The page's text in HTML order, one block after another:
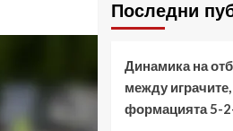
Последни
Динамика на
между
формацията 5-